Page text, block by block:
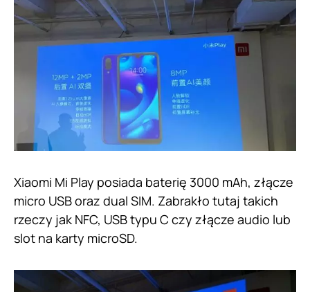
Xiaomi Mi Play posiada baterię 3000 mAh, złącze
micro USB oraz dual SIM. Zabrakło tutaj takich
rzeczy jak NFC, USB typu C czy złącze audio lub
slot na karty microSD.